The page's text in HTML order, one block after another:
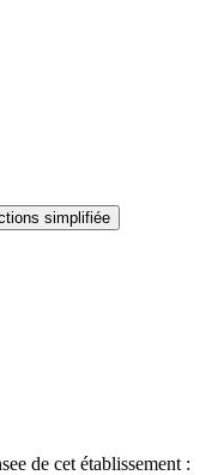
simplifiée
de cet établissement :